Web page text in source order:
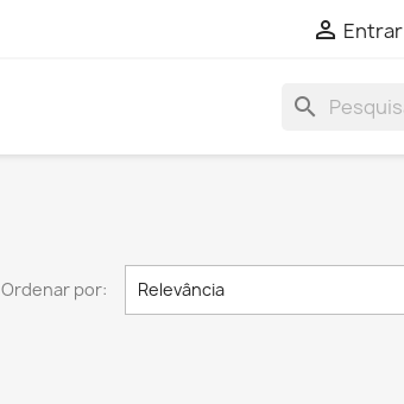
 Entrar
search
Ordenar por: Relevância